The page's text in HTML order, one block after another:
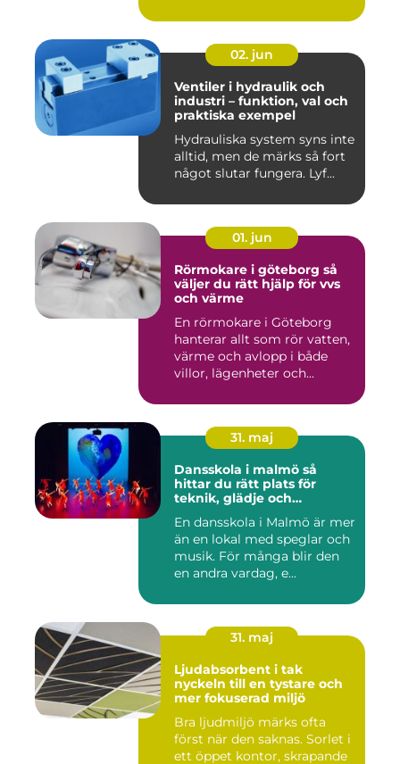
02. jun
Ventiler i hydraulik och
industri – funktion, val och
praktiska exempel
Hydrauliska system syns inte
alltid, men de märks så fort
något slutar fungera. Lyf...
01. jun
Rörmokare i göteborg så
väljer du rätt hjälp för vvs
och värme
En rörmokare i Göteborg
hanterar allt som rör vatten,
värme och avlopp i både
villor, lägenheter och...
31. maj
Dansskola i malmö så
hittar du rätt plats för
teknik, glädje och
En dansskola i Malmö är mer
än en lokal med speglar och
musik. För många blir den
en andra vardag, e...
31. maj
Ljudabsorbent i tak
nyckeln till en tystare och
mer fokuserad miljö
Bra ljudmiljö märks ofta
först när den saknas. Sorlet i
ett öppet kontor, skrapande